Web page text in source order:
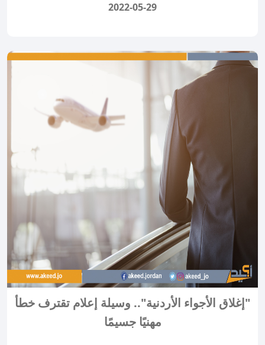
2022-05-29
"إغلاق الأجواء الأردنية".. وسيلة إعلام تقترف خطأ
مهنيًا جسيمًا